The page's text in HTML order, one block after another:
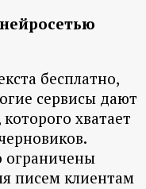
бесплатно,
сервисы дают
хватает
ограничены
писем клиентам